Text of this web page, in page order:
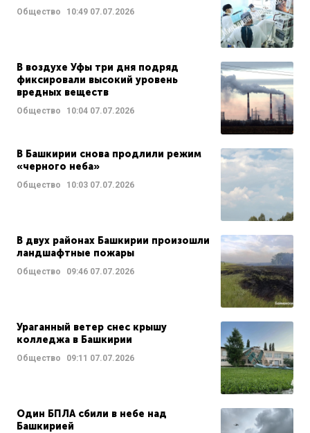
Общество 10:49 07.07.2026
В воздухе Уфы три дня подряд
фиксировали высокий уровень
вредных веществ
Общество 10:04 07.07.2026
В Башкирии снова продлили режим
«черного неба»
Общество 10:03 07.07.2026
В двух районах Башкирии произошли
ландшафтные пожары
Общество 09:46 07.07.2026
Ураганный ветер снес крышу
колледжа в Башкирии
Общество 09:11 07.07.2026
Один БПЛА сбили в небе над
Башкирией